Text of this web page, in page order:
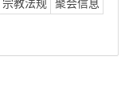
宗教法规 聚会信息